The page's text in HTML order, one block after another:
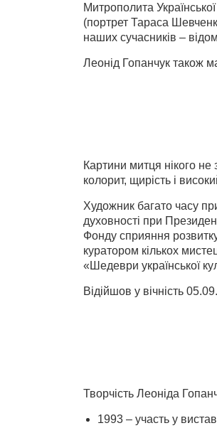
Митрополита
(портрет Тараса
наших сучасників –
Леонід Гопанчук також
Картини митця нікого
колорит, щирість і
Художник багато часу
духовності при
Фонду сприяння
куратором кількох
«Шедеври української
Відійшов у вічність
Творчість Леоніда
1993 – участь у